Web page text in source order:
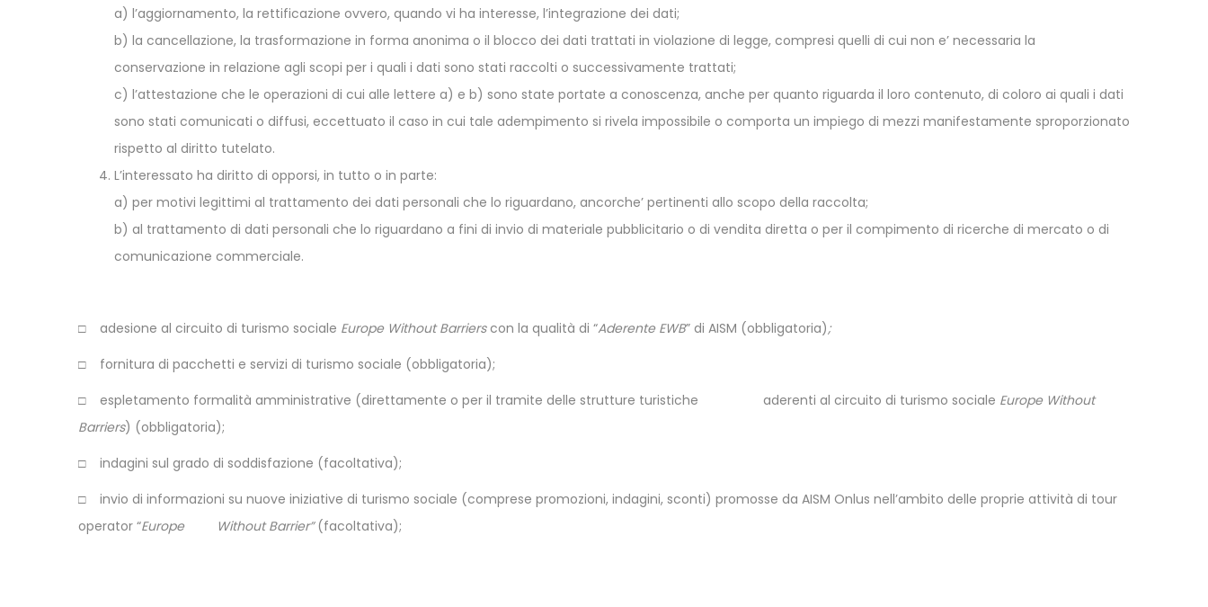
a) l’aggiornamento, la rettificazione ovvero, quando vi ha interesse, l’integrazione dei dati;
b) la cancellazione, la trasformazione in forma anonima o il blocco dei dati trattati in violazione di legge, compresi quelli di cui non e’ necessaria la
conservazione in relazione agli scopi per i quali i dati sono stati raccolti o successivamente trattati;
c) l’attestazione che le operazioni di cui alle lettere a) e b) sono state portate a conoscenza, anche per quanto riguarda il loro contenuto, di coloro ai quali i dati
sono stati comunicati o diffusi, eccettuato il caso in cui tale adempimento si rivela impossibile o comporta un impiego di mezzi manifestamente sproporzionato
rispetto al diritto tutelato.
L’interessato ha diritto di opporsi, in tutto o in parte:
a) per motivi legittimi al trattamento dei dati personali che lo riguardano, ancorche’ pertinenti allo scopo della raccolta;
b) al trattamento di dati personali che lo riguardano a fini di invio di materiale pubblicitario o di vendita diretta o per il compimento di ricerche di mercato o di
comunicazione commerciale.
□ adesione al circuito di turismo sociale Europe Without Barriers con la qualità di “Aderente EWB” di AISM (obbligatoria);
□ fornitura di pacchetti e servizi di turismo sociale (obbligatoria);
□ espletamento formalità amministrative (direttamente o per il tramite delle strutture turistiche aderenti al circuito di turismo sociale Europe Without
Barriers) (obbligatoria);
□ indagini sul grado di soddisfazione (facoltativa);
□ invio di informazioni su nuove iniziative di turismo sociale (comprese promozioni, indagini, sconti) promosse da AISM Onlus nell’ambito delle proprie attività di tour
operator “Europe Without Barrier”(facoltativa);